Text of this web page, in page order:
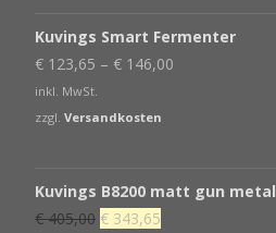
Kuvings Smart Fermenter
€ 123,65 – € 146,00
inkl. MwSt.
zzgl. Versandkosten
Kuvings B8200 matt gun metal
€405,00 Ursprünglicher
€ 343,65